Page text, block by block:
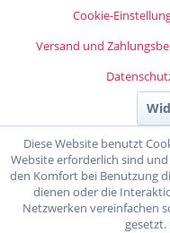
Cookie-
Versand und
Diese Website benutzt
Website erforderlich sind
den Komfort bei Benutzung
dienen oder die
Netzwerken vereinfachen
gesetzt.